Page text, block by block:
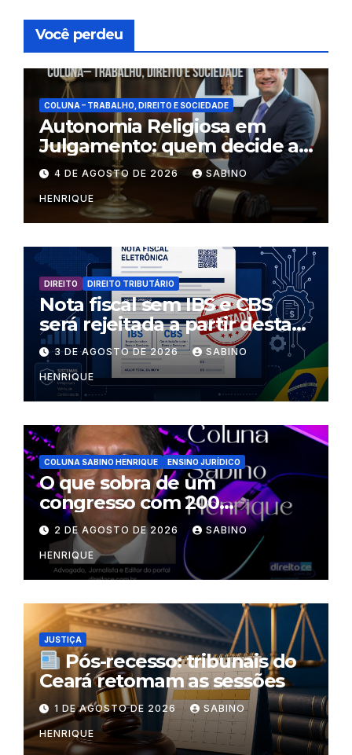
b
o
o
k
p
Você perdeu
COLUNA – TRABALHO, DIREITO E SOCIEDADE
Autonomia Religiosa em
Julgamento: quem decide as
regras dentro dos templos?
4 DE AGOSTO DE 2026 SABINO
HENRIQUE
DIREITO DIREITO TRIBUTÁRIO
Nota fiscal sem IBS e CBS
será rejeitada a partir desta
segunda-feira
3 DE AGOSTO DE 2026 SABINO
HENRIQUE
COLUNA SABINO HENRIQUE ENSINO JURÍDICO
O que sobra de um
congresso com 200
palestrantes?
2 DE AGOSTO DE 2026 SABINO
HENRIQUE
JUSTIÇA
Pós-recesso: tribunais do
Ceará retomam as sessões
1 DE AGOSTO DE 2026 SABINO
HENRIQUE